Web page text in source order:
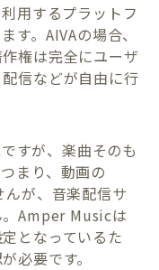
用するプラットフ
す。AIVAの場合、
権は完全にユーザ
信などが自由に行
すが、楽曲そのも
まり、動画の
んが、音楽配信サ
Amper Musicは
となっているた
必要です。